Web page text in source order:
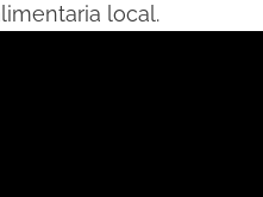
local.